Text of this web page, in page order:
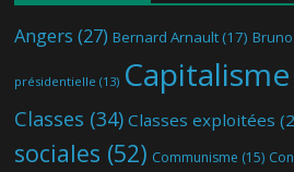
Angers (27) Bernard Arnault (17)
présidentielle (13) Capitalisme
Classes (34) Classes exploitées
sociales (52) Communisme (15)